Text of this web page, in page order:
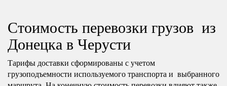
Стоимость перевозки грузов из
Донецка в Черусти
Тарифы доставки сформированы с учетом
грузоподъемности используемого транспорта и выбранного